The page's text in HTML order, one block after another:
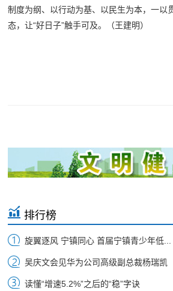
制度为纲、以行动为基、以民生为本，一以
态，让“好日子”触手可及。
（王建明）
排行榜
旋翼逐风 宁镇同心 首届宁镇青少年低...
吴庆文会见华为公司高级副总裁杨瑞凯
读懂“增速5.2%”之后的“稳”字诀